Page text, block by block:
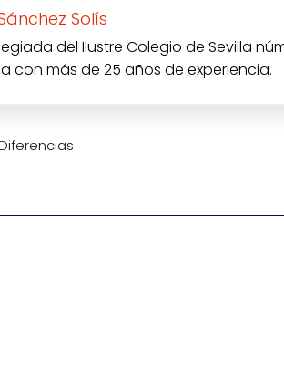
Solís
del Ilustre Colegio de Sevilla
con más de 25 años de experiencia.